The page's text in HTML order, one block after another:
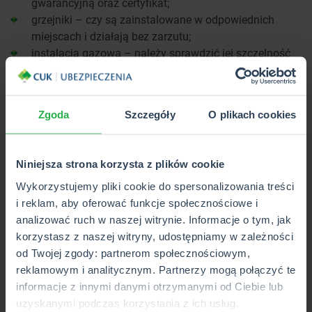
Zgoda Szczegóły O plikach cookies
Niniejsza strona korzysta z plików cookie
Wykorzystujemy pliki cookie do spersonalizowania treści
i reklam, aby oferować funkcje społecznościowe i
analizować ruch w naszej witrynie. Informacje o tym, jak
korzystasz z naszej witryny, udostępniamy w zależności
od Twojej zgody: partnerom społecznościowym,
reklamowym i analitycznym. Partnerzy mogą połączyć te
informacje z innymi danymi otrzymanymi od Ciebie lub
uzyskanymi podczas korzystania z ich usług.
grzejniki – czy są zainstalowane w odpowiednich
miejscach i działają bez zarzutu;
instalacja gazowa – należy sprawdzić jej szczelność
np. poprzez nakładanie w strategicznych miejscach
pianki do golenia, która poprzez pęcherzyki pokaże
wentylacja – trzeba sprawdzić, czy jest odpowiednio
wykonana np. poprzez zastosowanie włączonej
kierunku kratki, a nie odwrotnie;
instalacja elektryczna – warto sprawdzić ją pod kątem
przeciążeń, wykorzystując do tego oprawy z
żarówkami, które należy podłączyć do gniazdek i
sprawdzić, czy świecą one ciągłym, nieprzerywanym
światłem;
media – warto zapytać dewelopera, czy
doprowadzono do mieszkania odpowiednie instalacje
np. telewizję naziemną, kablową czy satelitarną itd.;